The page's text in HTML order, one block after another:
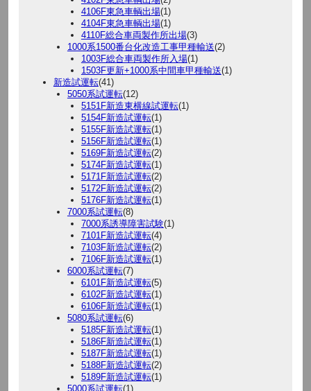
4106F東急車輌出場(1)
4104F東急車輌出場(1)
4110F総合車両製作所出場(3)
1000系1500番台化改造工事甲種輸送(2)
1003F総合車両製作所入場(1)
1503F更新+1000系中間車甲種輸送(1)
新造試運転(41)
5050系試運転(12)
5151F新造東横線試運転(1)
5154F新造試運転(1)
5155F新造試運転(1)
5156F新造試運転(1)
5169F新造試運転(2)
5174F新造試運転(1)
5171F新造試運転(2)
5172F新造試運転(2)
5176F新造試運転(1)
7000系試運転(8)
7000系誘導障害試験(1)
7101F新造試運転(4)
7103F新造試運転(2)
7106F新造試運転(1)
6000系試運転(7)
6101F新造試運転(5)
6102F新造試運転(1)
6106F新造試運転(1)
5080系試運転(6)
5185F新造試運転(1)
5186F新造試運転(1)
5187F新造試運転(1)
5188F新造試運転(2)
5189F新造試運転(1)
5000系試運転(1)